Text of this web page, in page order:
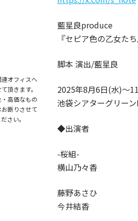
藍星良produce
『セピア色の乙女たち
脚本 演出/藍星良
2025年8月6日(水)〜
池袋シアターグリー
◆出演者
-桜組-
横山乃々香
藤野あさひ
今井結香
オフィスへ
頂きます。
高価なもの
断りさせて
さい。